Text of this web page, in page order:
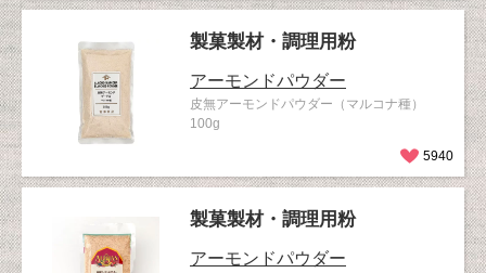
製菓製材・調理用粉
アーモンドパウダー
皮無アーモンドパウダー（マルコナ種）
100g
5940
製菓製材・調理用粉
アーモンドパウダー